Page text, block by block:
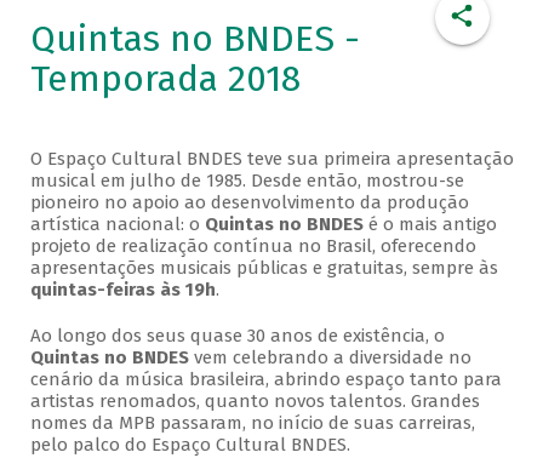
Quintas no BNDES -
Temporada 2018
O Espaço Cultural BNDES teve sua primeira apresentação
musical em julho de 1985. Desde então, mostrou-se
pioneiro no apoio ao desenvolvimento da produção
artística nacional: o Quintas no BNDESé o mais antigo
projeto de realização contínua no Brasil, oferecendo
apresentações musicais públicas e gratuitas, sempre às
quintas-feiras às 19h.
Ao longo dos seus quase 30 anos de existência, o
Quintas no BNDESvem celebrando a diversidade no
cenário da música brasileira, abrindo espaço tanto para
artistas renomados, quanto novos talentos. Grandes
nomes da MPB passaram, no início de suas carreiras,
pelo palco do Espaço Cultural BNDES.